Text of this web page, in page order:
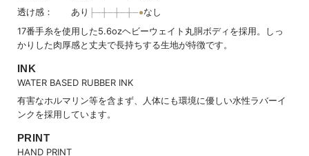
透け感： あり
なし
17番手糸を使用した5.6ozヘビーウェイト丸胴ボディを採用。しっ
かりした肉厚感と丈夫で長持ちする生地が特徴です。
INK
WATER BASED RUBBER INK
有害なホルマリン等を含まず、人体にも環境に優しい水性ラバーイ
ンクを採用しています。
PRINT
HAND PRINT